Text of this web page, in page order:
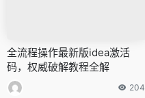
全流程操作最新版idea激活
码，权威破解教程全解
204